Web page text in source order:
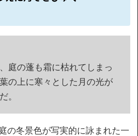
庭の蓬も霜に枯れてしまっ
の上に寒々とした月の光が
。
の冬景色が写実的に詠まれた一